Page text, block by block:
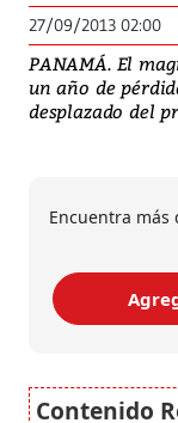
27/09/2013 02:00
PANAMÁ. El
un año de
desplazado del
Encuentra